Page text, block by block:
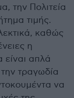
την Πολιτεία
τιμής.
καθώς
η
απλά
τραγωδία
να